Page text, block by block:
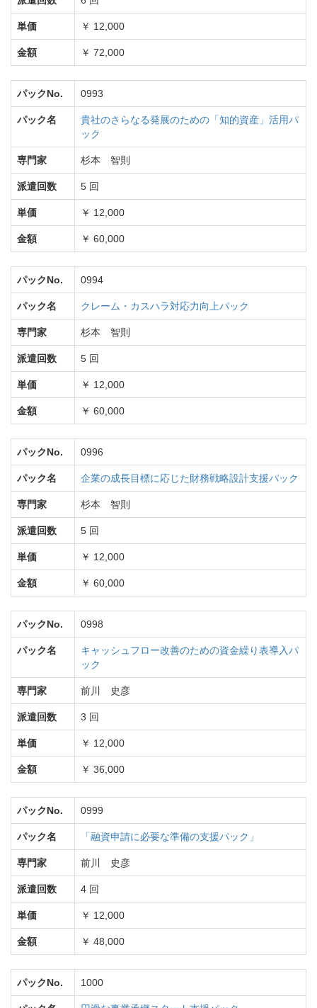
単価 ￥ 12,000
金額 ￥ 72,000
パックNo. 0993
パック名
貴社のさらなる発展のための「知的資産」活用パ
ック
専門家 杉本 智則
派遣回数 5 回
単価 ￥ 12,000
金額 ￥ 60,000
パックNo. 0994
パック名 クレーム・カスハラ対応力向上パック
専門家 杉本 智則
派遣回数 5 回
単価 ￥ 12,000
金額 ￥ 60,000
パックNo. 0996
パック名 企業の成長目標に応じた財務戦略設計支援パック
専門家 杉本 智則
派遣回数 5 回
単価 ￥ 12,000
金額 ￥ 60,000
パックNo. 0998
パック名
キャッシュフロー改善のための資金繰り表導入パ
ック
専門家 前川 史彦
派遣回数 3 回
単価 ￥ 12,000
金額 ￥ 36,000
パックNo. 0999
パック名 「融資申請に必要な準備の支援パック」
専門家 前川 史彦
派遣回数 4 回
単価 ￥ 12,000
金額 ￥ 48,000
パックNo. 1000